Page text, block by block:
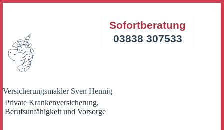
Versicherungsmakler Sven Hennig
Private Krankenversicherung,
Berufsunfähigkeit und Vorsorge
Sofortberatung
03838 307533